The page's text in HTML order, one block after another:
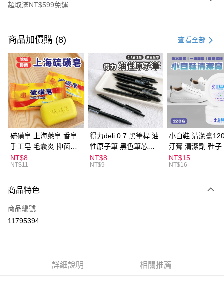
超取滿NT$599免運
信用卡一次付款
超商取貨付款
LINE Pay
Apple Pay
街口支付
悠遊付
ATM付款
全家取貨付款
每筆NT$60，滿NT$599(含以上)免運費
付款後全家取貨
每筆NT$60，滿NT$599(含以上)免運費
商品加價購 (8) 查看全部
硫磺皂 上海藥皂 香皂
手工皂 毛囊炎 抑菌除
蟎 清潔護膚 去油去痘
寵物皮膚病 狗狗貓咪
NT$8
NT$11
得力deli 0.7 黑筆桿 油
性原子筆 黑色筆芯
S304
NT$8
NT$9
小白鞋 清潔膏
汙膏 清潔劑 鞋子
漬 白皮鞋 鞋油
NT$15
NT$16
商品特色
商品編號
11795394
詳細說明 相關推薦